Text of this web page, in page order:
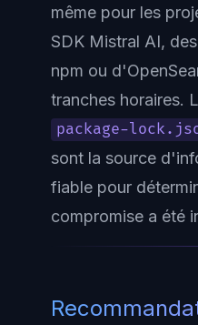
même pour les
SDK Mistral AI,
npm ou
tranches horaires.
package-
sont la source
fiable pour
compromise a été